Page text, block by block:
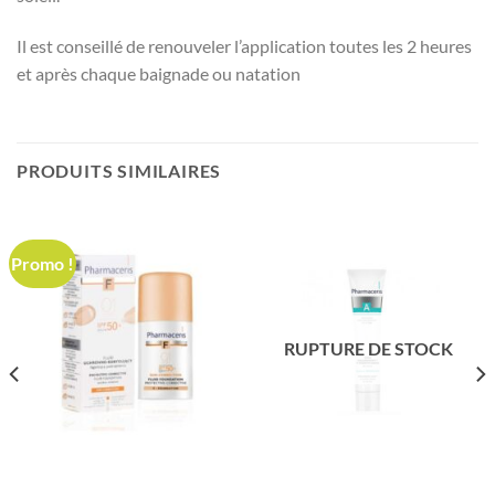
Il est conseillé de renouveler l’application toutes les 2 heures
et après chaque baignade ou natation
PRODUITS SIMILAIRES
Promo !
RUPTURE DE STOCK